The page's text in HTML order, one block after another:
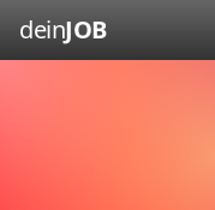
deinJOB